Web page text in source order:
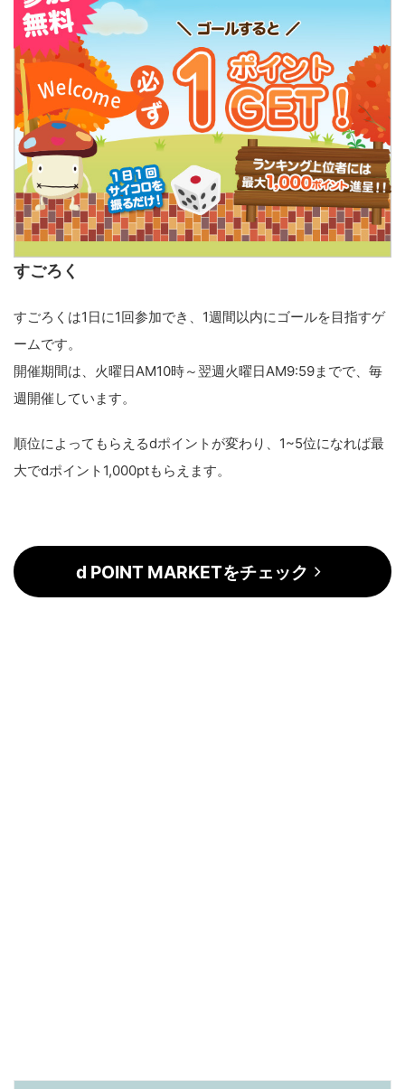
すごろく
すごろくは1日に1回参加でき、1週間以内にゴールを目指すゲ
ームです。
開催期間は、火曜日AM10時～翌週火曜日AM9:59までで、毎
週開催しています。
順位によってもらえるdポイントが変わり、1~5位になれば最
大でdポイント1,000ptもらえます。
d POINT MARKETをチェック